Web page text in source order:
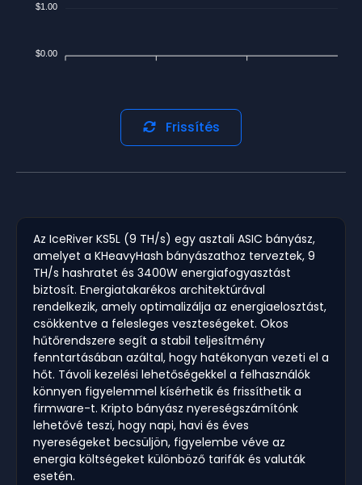
$1.00
$0.00
Frissítés
Az IceRiver KS5L (9 TH/s) egy asztali ASIC bányász,
amelyet a KHeavyHash bányászathoz terveztek, 9
TH/s hashratet és 3400W energiafogyasztást
biztosít. Energiatakarékos architektúrával
rendelkezik, amely optimalizálja az energiaelosztást,
csökkentve a felesleges veszteségeket. Okos
hűtőrendszere segít a stabil teljesítmény
fenntartásában azáltal, hogy hatékonyan vezeti el a
hőt. Távoli kezelési lehetőségekkel a felhasználók
könnyen figyelemmel kísérhetik és frissíthetik a
firmware-t. Kripto bányász nyereségszámítónk
lehetővé teszi, hogy napi, havi és éves
nyereségeket becsüljön, figyelembe véve az
energia költségeket különböző tarifák és valuták
esetén.